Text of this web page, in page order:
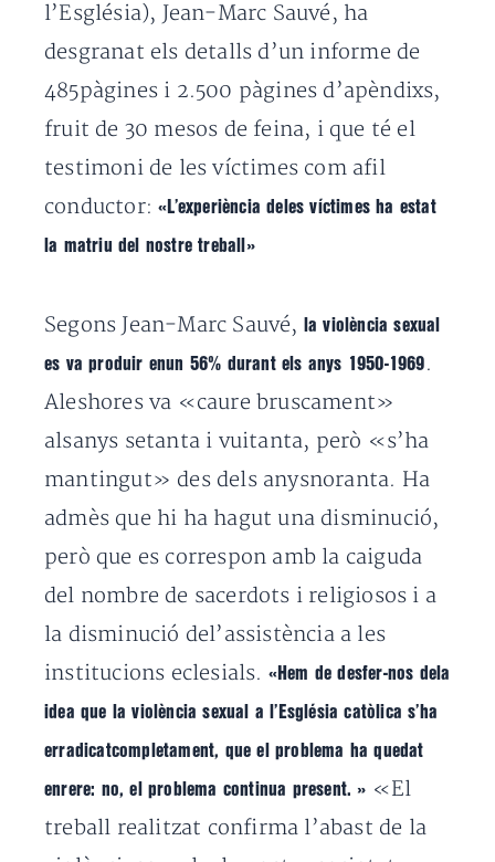
l’Església), Jean-Marc Sauvé, ha
desgranat els detalls d’un informe de
485pàgines i 2.500 pàgines d’apèndixs,
fruit de 30 mesos de feina, i que té el
testimoni de les víctimes com afil
conductor:«L’experiència deles víctimes ha estat
la matriu del nostre treball»
Segons Jean-Marc Sauvé, la violència sexual
es va produir enun 56% durant els anys 1950-1969 .
Aleshores va «caure bruscament»
alsanys setanta i vuitanta, però «s’ha
mantingut» des dels anysnoranta. Ha
admès que hi ha hagut una disminució,
però que es correspon amb la caiguda
del nombre de sacerdots i religiosos i a
la disminució del’assistència a les
institucions eclesials. «Hem de desfer-nos dela
idea que la violència sexual a l’Església catòlica s’ha
erradicatcompletament, que el problema ha quedat
enrere: no, el problema continua present. » «El
treball realitzat confirma l’abast de la